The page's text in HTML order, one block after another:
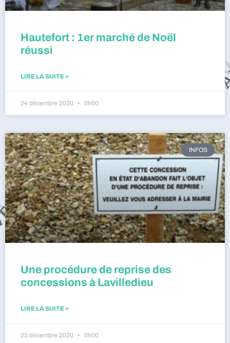
Hautefort : 1er marché de Noël
réussi
LIRE LA SUITE »
24 décembre 2020 0h00
INFOS
Une procédure de reprise des
concessions à Lavilledieu
LIRE LA SUITE »
23 décembre 2020 0h00